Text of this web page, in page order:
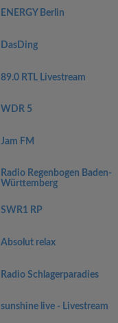
ENERGY Berlin
DasDing
89.0 RTL Livestream
WDR 5
Jam FM
Radio Regenbogen Baden-
Württemberg
SWR1 RP
Absolut relax
Radio Schlagerparadies
sunshine live - Livestream